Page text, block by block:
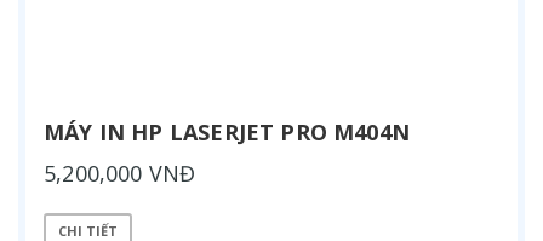
MÁY IN HP LASERJET PRO M404N
5,200,000 VNĐ
CHI TIẾT